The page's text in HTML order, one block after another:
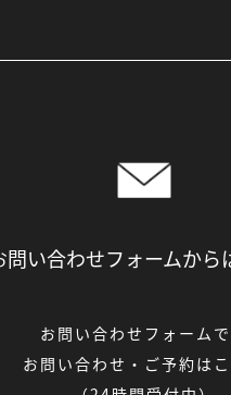
問い合わせフォームから
お問い合わせフォーム
お問い合わせ・ご予約は